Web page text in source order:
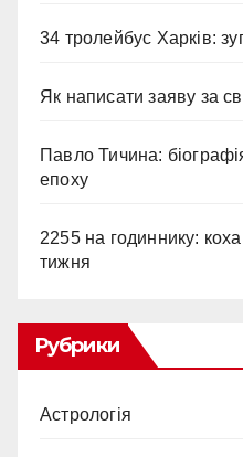
34 тролейбус Харків:
Як написати заяву за
Павло Тичина:
епоху
2255 на годиннику:
тижня
Рубрики
Астрологія